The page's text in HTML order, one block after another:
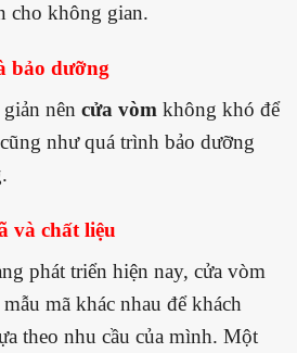
cho không gian.
bảo dưỡng
nên cửa vòm không khó để
như quá trình bảo dưỡng
và chất liệu
phát triển hiện nay, cửa vòm
mã khác nhau để khách
theo nhu cầu của mình. Một